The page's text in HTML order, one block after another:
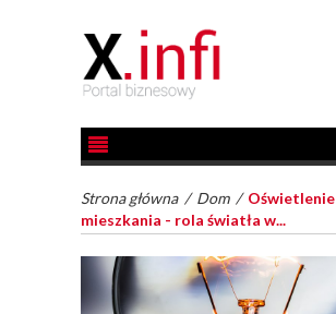
Strona główna / Dom / Oświetlenie
mieszkania - rola światła w...